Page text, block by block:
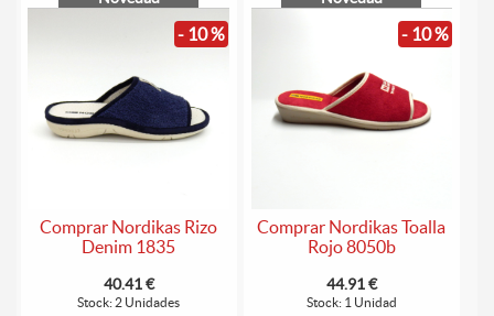
- 10 %
Comprar Nordikas Rizo
Denim 1835
40.41 €
Stock: 2 Unidades
- 10 %
Comprar Nordikas Toalla
Rojo 8050b
44.91 €
Stock: 1 Unidad